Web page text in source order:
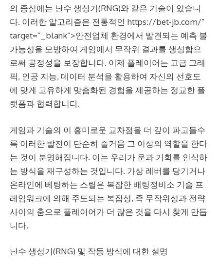
의 중심에는 난수 생성기(RNG)와 같은 기술이 있습니
다. 이러한 알고리즘은 전통적인 https://bet-jb.com/”
target=”_blank”>안전업체 환경에서 발견되는 예측 불
가능성을 모방하여 게임에서 무작위 결과를 생성함으
로써 공정성을 보장합니다. 이제 플레이어는 고급 그래
픽, 인공 지능, 데이터 분석을 활용하여 자신의 선호도
에 맞게 고유하게 맞춤화된 경험을 제공하는 정교한 플
랫폼과 협력합니다.
게임과 기술의 이 흥미로운 교차점을 더 깊이 파고들수
록 이러한 발전이 단순히 즐거움 그 이상의 역할을 한다
는 것이 분명해집니다. 이는 우리가 운과 기회를 인식하
는 방식을 재구성하는 것입니다. 가상 레버를 당기거나
온라인에 베팅하는 스릴은 복잡한 배팅정비소 기술 프
레임워크에 의해 주도되는 복잡성, 즉 무작위성과 전략
사이의 춤으로 플레이어가 더 많은 것을 다시 찾게 만듭
니다.
난수 생성기(RNG) 및 작동 방식에 대한 설명